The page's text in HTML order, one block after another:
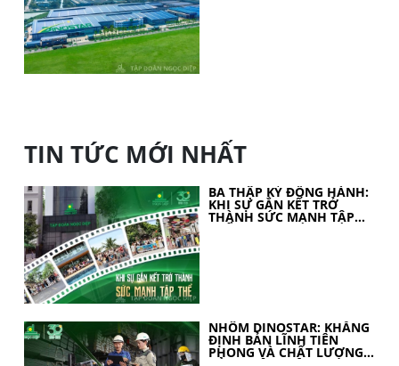
TIN TỨC MỚI NHẤT
BA THẬP KỶ ĐỒNG HÀNH:
KHI SỰ GẮN KẾT TRỞ
THÀNH SỨC MẠNH TẬP
THỂ
NHÔM DINOSTAR: KHẲNG
ĐỊNH BẢN LĨNH TIÊN
PHONG VÀ CHẤT LƯỢNG